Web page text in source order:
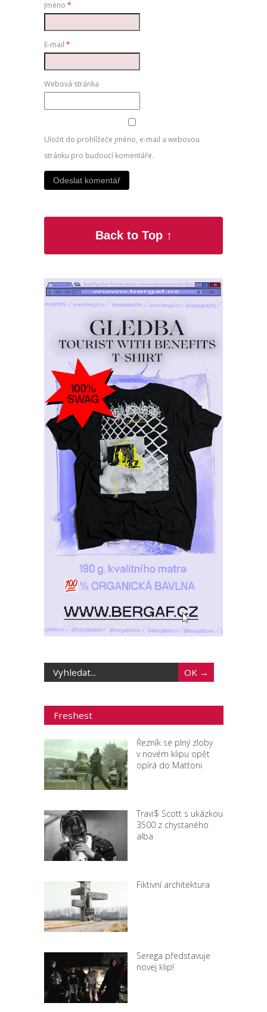
Jméno *
E-mail *
Webová stránka
Uložit do prohlížeče jméno, e-mail a webovou
stránku pro budoucí komentáře.
Back to Top ↑
Freshest
Řezník se plný zloby
v novém klipu opět
opírá do Mattoni
Travi$ Scott s ukázkou
3500 z chystaného
alba
Fiktivní architektura
Serega představuje
novej klip!